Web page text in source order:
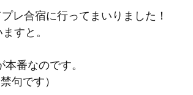
レ合宿に行ってまいりました！
すと。
番なのです。
句です）